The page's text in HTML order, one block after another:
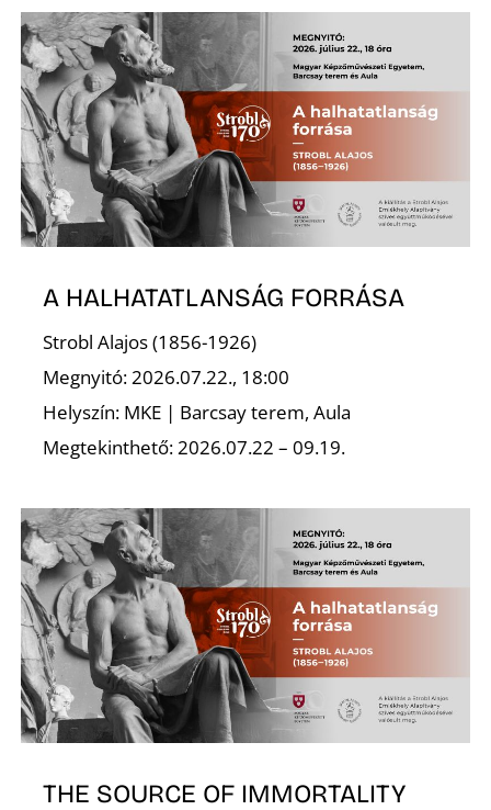
A HALHATATLANSÁG FORRÁSA
Strobl Alajos (1856-1926)
Megnyitó: 2026.07.22., 18:00
Helyszín: MKE | Barcsay terem, Aula
Megtekinthető: 2026.07.22 – 09.19.
THE SOURCE OF IMMORTALITY